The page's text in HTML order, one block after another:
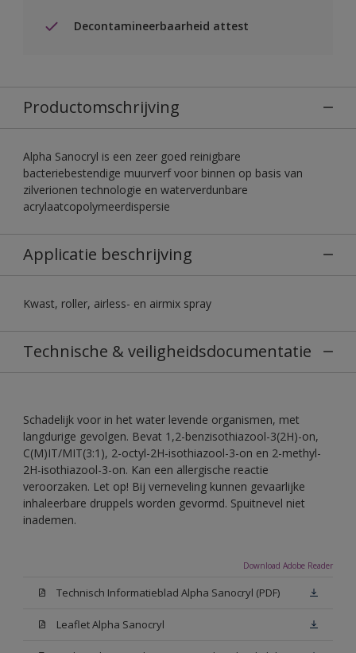
Decontamineerbaarheid attest
Productomschrijving
Alpha Sanocryl is een zeer goed reinigbare
bacteriebestendige muurverf voor binnen op basis van
zilverionen technologie en waterverdunbare
acrylaatcopolymeerdispersie
Applicatie beschrijving
Kwast, roller, airless- en airmix spray
Technische & veiligheidsdocumentatie
Schadelijk voor in het water levende organismen, met
langdurige gevolgen. Bevat 1,2-benzisothiazool-3(2H)-on,
C(M)IT/MIT(3:1), 2-octyl-2H-isothiazool-3-on en 2-methyl-
2H-isothiazool-3-on. Kan een allergische reactie
veroorzaken. Let op! Bij verneveling kunnen gevaarlijke
inhaleerbare druppels worden gevormd. Spuitnevel niet
inademen.
Download Adobe Reader
Technisch Informatieblad Alpha Sanocryl (PDF)
Leaflet Alpha Sanocryl